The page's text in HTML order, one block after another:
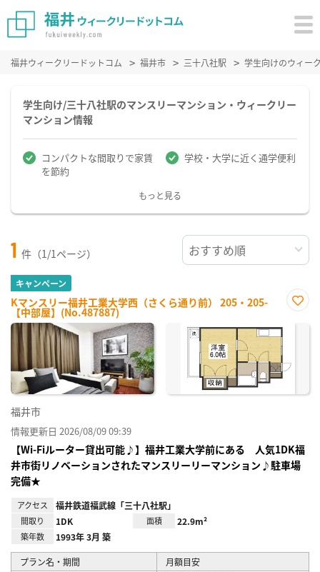
福井ウィークリードットコム 福井市 三十八社駅 学生向けのウィー
学生向け/三十八社駅のマンスリーマンション・ウィークリー
マンション情報
コンパクトな間取りで家賃
を節約
学校・大学に近く通学便利
もっと見る
1 件（1/1ページ）
キャンペーン
Kマンスリー福井工業大学西（さくら通り前） 205・205-
【中部屋】(No.487887)
に入
福井市
情報更新日 2026/08/09 09:39
【Wi-Fiルーター貸出可能♪】福井工業大学前にある 人気1DK福
井市街リノベーションされたマンスリーリーマンション♪駐車場
完備★
アクセス 福井鉄道福武線「三十八社駅」
間取り 1DK 面積 22.9m²
築年数 1993年 3月 築
プラン名・期間 月額目安